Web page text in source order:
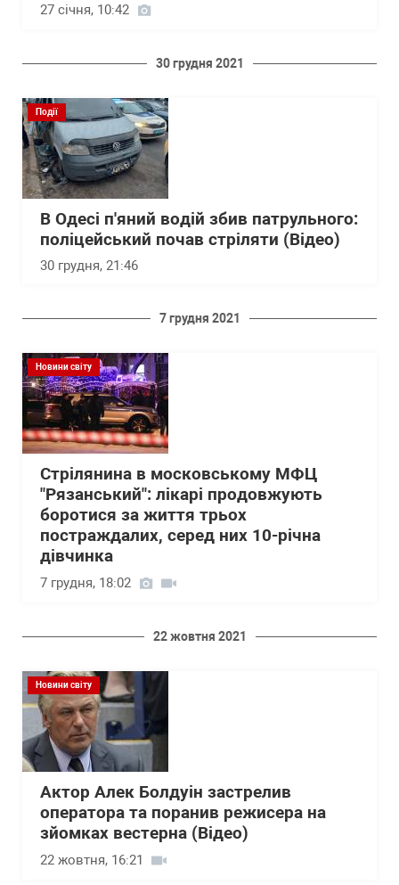
27 січня, 10:42
30 грудня 2021
Події
В Одесі п'яний водій збив патрульного:
поліцейський почав стріляти (Відео)
30 грудня, 21:46
7 грудня 2021
Новини світу
Стрілянина в московському МФЦ
"Рязанський": лікарі продовжують
боротися за життя трьох
постраждалих, серед них 10-річна
дівчинка
7 грудня, 18:02
22 жовтня 2021
Новини світу
Актор Алек Болдуін застрелив
оператора та поранив режисера на
зйомках вестерна (Відео)
22 жовтня, 16:21